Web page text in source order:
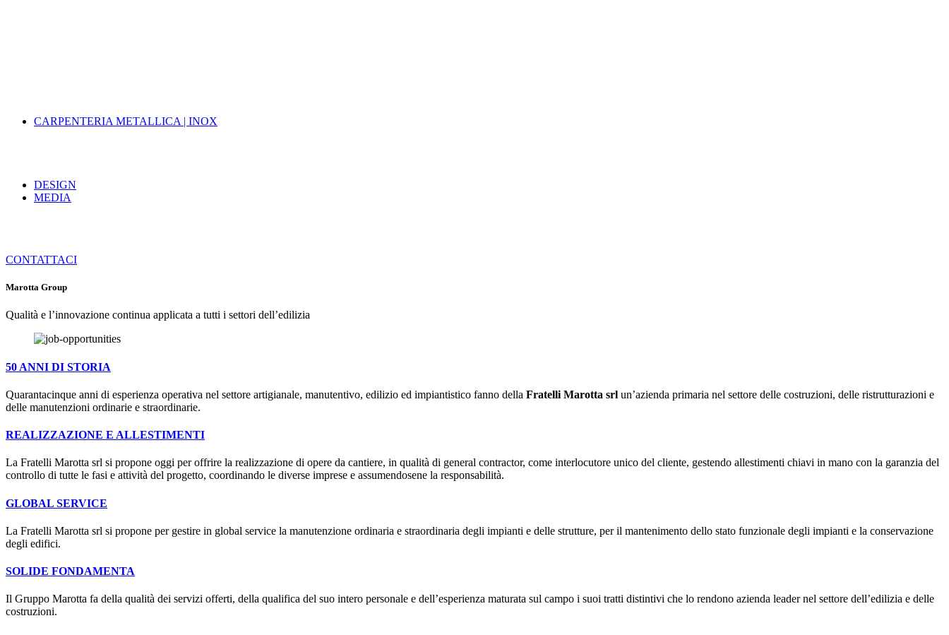
CARPENTERIA METALLICA | INOX
DESIGN
MEDIA
CONTATTACI
Marotta Group
Qualità e l’innovazione continua applicata a tutti i settori dell’edilizia
50 ANNI DI STORIA
Quarantacinque anni di esperienza operativa nel settore artigianale, manutentivo, edilizio ed impiantistico fanno della Fratelli Marotta srl un’azienda primaria nel settore delle costruzioni, delle ristrutturazioni e
delle manutenzioni ordinarie e straordinarie.
REALIZZAZIONE E ALLESTIMENTI
La Fratelli Marotta srl si propone oggi per offrire la realizzazione di opere da cantiere, in qualità di general contractor, come interlocutore unico del cliente, gestendo allestimenti chiavi in mano con la garanzia del
controllo di tutte le fasi e attività del progetto, coordinando le diverse imprese e assumendosene la responsabilità.
GLOBAL SERVICE
La Fratelli Marotta srl si propone per gestire in global service la manutenzione ordinaria e straordinaria degli impianti e delle strutture, per il mantenimento dello stato funzionale degli impianti e la conservazione
degli edifici.
SOLIDE FONDAMENTA
Il Gruppo Marotta fa della qualità dei servizi offerti, della qualifica del suo intero personale e dell’esperienza maturata sul campo i suoi tratti distintivi che lo rendono azienda leader nel settore dell’edilizia e delle
costruzioni.